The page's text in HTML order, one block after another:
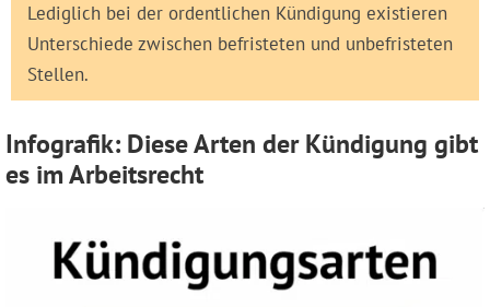
Lediglich bei der ordentlichen Kündigung existieren
Unterschiede zwischen befristeten und unbefristeten
Stellen.
Infografik: Diese Arten der Kündigung gibt
es im Arbeitsrecht